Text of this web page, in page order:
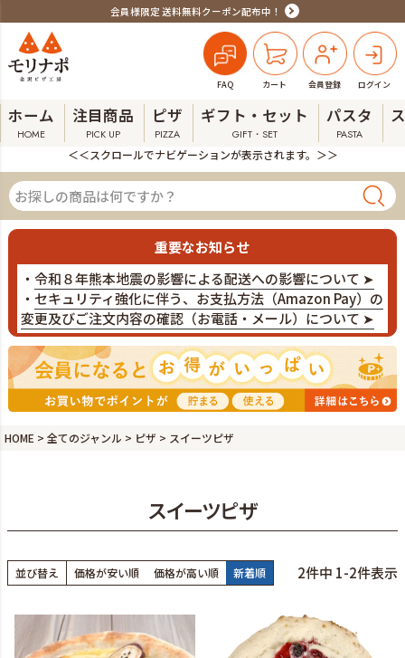
会員様限定 送料無料クーポン配布中！
FAQ カート 会員登録 ログイン
ホーム
HOME
注目商品
PICK UP
ピザ
PIZZA
ギフト・セット
GIFT・SET
パスタ
PASTA
＜＜スクロールでナビゲーションが表示されます。＞＞
重要なお知らせ
・ 令和８年熊本地震の影響による配送への影響について ➤
・ セキュリティ強化に伴う、お支払方法（Amazon Pay）の
変更及びご注文内容の確認（お電話・メール）について ➤
HOME 全てのジャンル ピザ スイーツピザ
スイーツピザ
並び替え 価格が安い順 価格が高い順 新着順 2件中 1-2件表示